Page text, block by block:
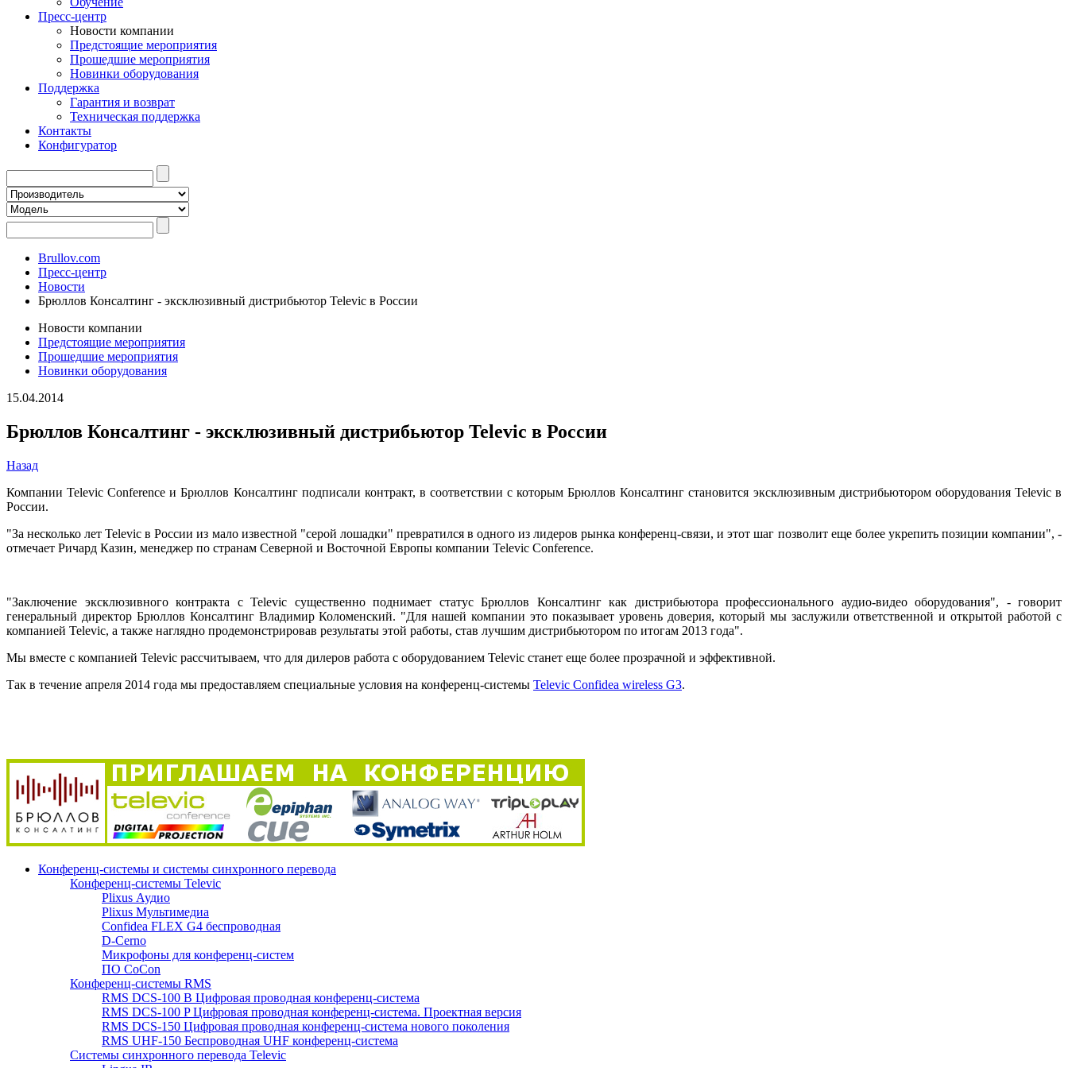
Пресс-центр
Новости компании
Предстоящие мероприятия
Прошедшие мероприятия
Новинки оборудования
Поддержка
Гарантия и возврат
Техническая поддержка
Контакты
Конфигуратор
Brullov.com
Пресс-центр
Новости
Брюллов Консалтинг - эксклюзивный дистрибьютор Televic в России
Новости компании
Предстоящие мероприятия
Прошедшие мероприятия
Новинки оборудования
15.04.2014
Брюллов Консалтинг - эксклюзивный дистрибьютор Televic в России
Назад
Компании Televic Conference и Брюллов Консалтинг подписали контракт, в соответствии с которым Брюллов Консалтинг становится эксклюзивным дистрибьютором оборудования Televic в
России.
"За несколько лет Televic в России из мало известной "серой лошадки" превратился в одного из лидеров рынка конференц-связи, и этот шаг позволит еще более укрепить позиции компании", -
отмечает Ричард Казин, менеджер по странам Северной и Восточной Европы компании Televic Conference.
"Заключение эксклюзивного контракта с Televic существенно поднимает статус Брюллов Консалтинг как дистрибьютора профессионального аудио-видео оборудования", - говорит
генеральный директор Брюллов Консалтинг Владимир Коломенский. "Для нашей компании это показывает уровень доверия, который мы заслужили ответственной и открытой работой с
компанией Televic, а также наглядно продемонстрировав результаты этой работы, став лучшим дистрибьютором по итогам 2013 года".
Мы вместе с компанией Televic рассчитываем, что для дилеров работа с оборудованием Televic станет еще более прозрачной и эффективной.
Так в течение апреля 2014 года мы предоставляем специальные условия на конференц-системы Televic Confidea wireless G3.
Конференц-системы и системы синхронного перевода
Конференц-системы Televic
Plixus Аудио
Plixus Мультимедиа
Confidea FLEX G4 беспроводная
D-Cerno
Микрофоны для конференц-систем
ПО CoCon
Конференц-системы RMS
RMS DCS-100 B Цифровая проводная конференц-система
RMS DCS-100 P Цифровая проводная конференц-система. Проектная версия
RMS DCS-150 Цифровая проводная конференц-система нового поколения
RMS UHF-150 Беспроводная UHF конференц-система
Системы синхронного перевода Televic